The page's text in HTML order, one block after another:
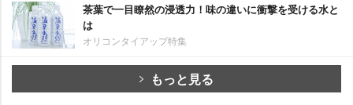
茶葉で一目瞭然の浸透力！味の違いに衝撃を受ける水と
は
オリコンタイアップ特集
もっと見る